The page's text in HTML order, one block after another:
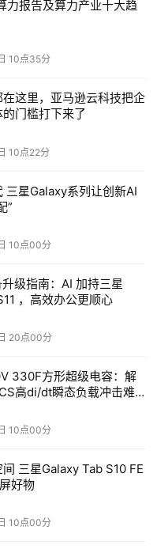
加速转型，这是源于
性和可扩展性。远端计
，随着类似uR-LLC(超
器型通信器)等5G标准
苛要求将日益普及，需
端边缘云。分布式云基
也是电信运营商制胜的
展了5G vRAN基站商业
Studio提供支持。此
撑。Wind River Studio
施堆栈目，汇集了一流
分布式Kubernetes云平
一的管理界面，实现零
新和升级;可实现对主机
理主机故障，并启动修
践，我们是不是可以体
算平台的能力和作用，
力报告及算力产业十大趋
10点35分
这里，亚马逊云科技把企
门槛打下来了
10点22分
三星Galaxy系列让创新AI
”
10点00分
级指南：AI 加持三星
，高效办公更顺心
20点00分
330F方形超级电容：解
高di/dt瞬态负载冲击难
10点00分
三星Galaxy Tab S10 FE
好物
10点00分